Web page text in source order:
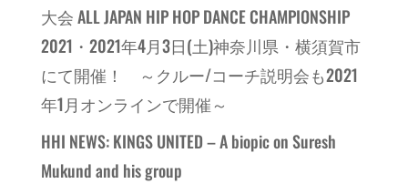
大会 ALL JAPAN HIP HOP DANCE CHAMPIONSHIP
2021・2021年4月3日(土)神奈川県・横須賀市
にて開催！ ～クルー/コーチ説明会も2021
年1月オンラインで開催～
HHI NEWS: KINGS UNITED – A biopic on Suresh
Mukund and his group